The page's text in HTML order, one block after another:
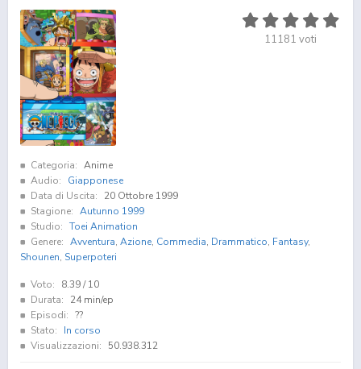
11181 voti
Categoria: Anime
Audio:
Giapponese
Data di Uscita:
20 Ottobre 1999
Stagione: Autunno 1999
Studio: Toei Animation
Genere: Avventura, Azione, Commedia, Drammatico, Fantasy,
Shounen, Superpoteri
Voto: 8.39/ 10
Durata:
24 min/ep
Episodi: ??
Stato:
In corso
Visualizzazioni:
50.938.312